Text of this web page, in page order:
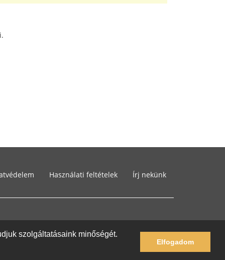
szolgáltatásaink minőségét.
Elfogadom
Használati feltételek Írj nekünk